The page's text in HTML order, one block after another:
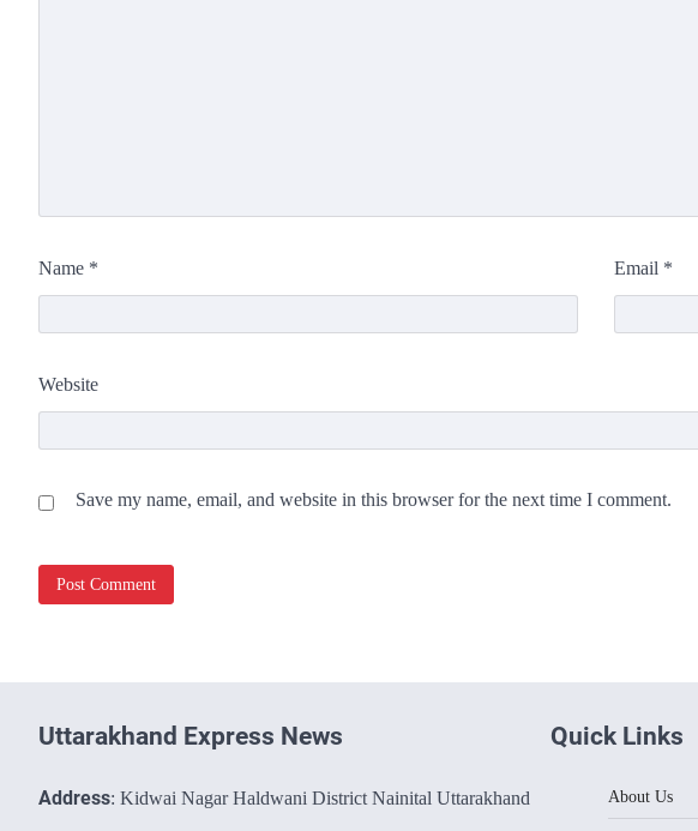
Name * Email *
Website
Save my name, email, and website in this browser for the next time I comment.
Uttarakhand Express News
Address: Kidwai Nagar Haldwani District Nainital Uttarakhand
Quick Links
About Us